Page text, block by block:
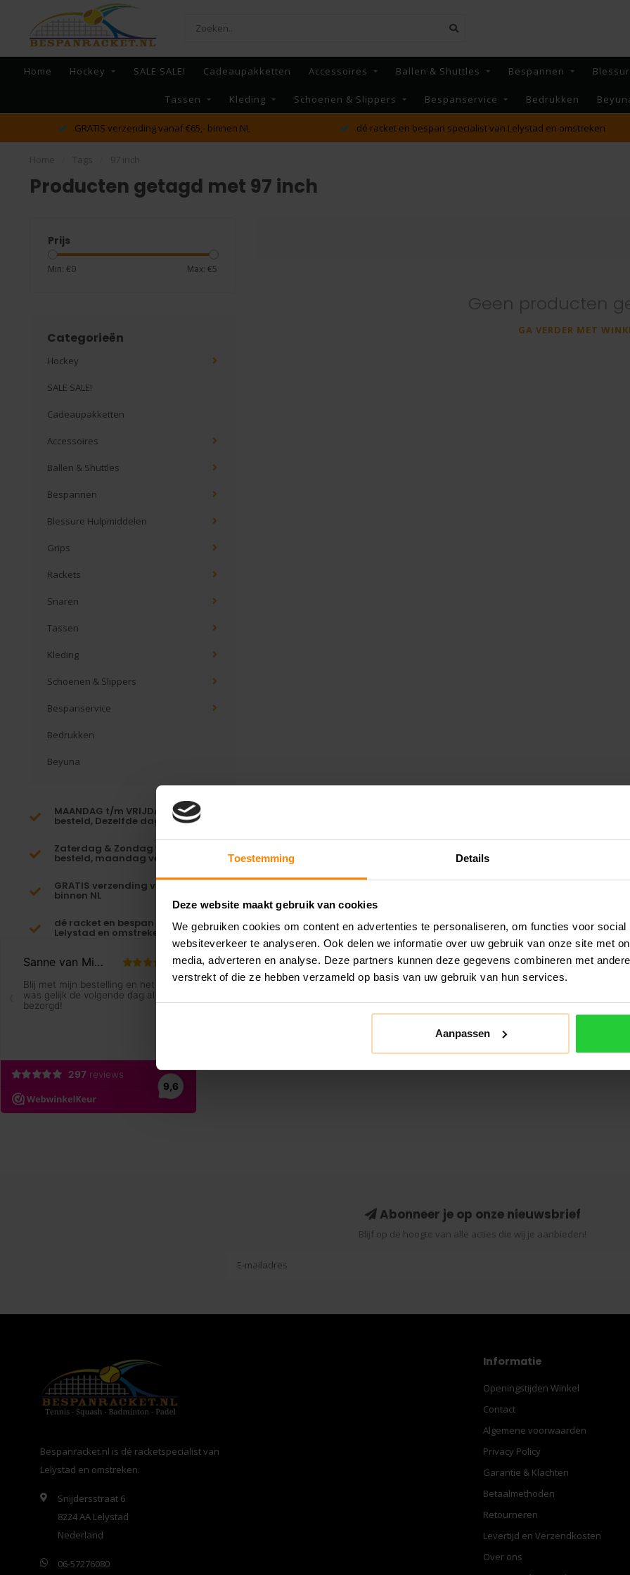
Toestemming Details
Deze website maakt gebruik van cookies
We gebruiken cookies om content en advertenties te personaliseren, om functies voor
websiteverkeer te analyseren. Ook delen we informatie over uw gebruik van onze site met
media, adverteren en analyse. Deze partners kunnen deze gegevens combineren met
verstrekt of die ze hebben verzameld op basis van uw gebruik van hun services.
Aanpassen
Home Hockey SALE SALE! Cadeaupakketten Accessoires Ballen & Shuttles Bespannen
Tassen Kleding Schoenen & Slippers Bespanservice Bedrukken
GRATIS verzending vanaf €65,- binnen NL dé racket en bespan specialist van Lelystad en omstreken
Producten getagd met 97 inch
Prijs
Min: €0 Max: €5
Categorieën
Hockey
SALE SALE!
Cadeaupakketten
Accessoires
Ballen & Shuttles
Bespannen
Blessure Hulpmiddelen
Grips
Rackets
Snaren
Tassen
Kleding
Schoenen & Slippers
Bespanservice
Bedrukken
Beyuna
MAANDAG t/m VRIJDAG voor 16:00
besteld, Dezelfde dag verzonden!*
Zaterdag & Zondag voor 23:59
besteld, maandag verzonden!
GRATIS verzending vanaf €65,-
binnen NL
dé racket en bespan specialist van
Lelystad en omstreken
Geen producten
GA VERDER MET
Abonneer je op onze nieuwsbrief
Blijf op de hoogte van alle acties die wij je aanbieden!
Bespanracket.nl is dé racketspecialist van
Lelystad en omstreken.
Snijdersstraat 6
8224 AA Lelystad
Nederland
06-57276080
Informatie
Openingstijden Winkel
Contact
Algemene voorwaarden
Privacy Policy
Garantie & Klachten
Betaalmethoden
Retourneren
Levertijd en Verzendkosten
Over ons